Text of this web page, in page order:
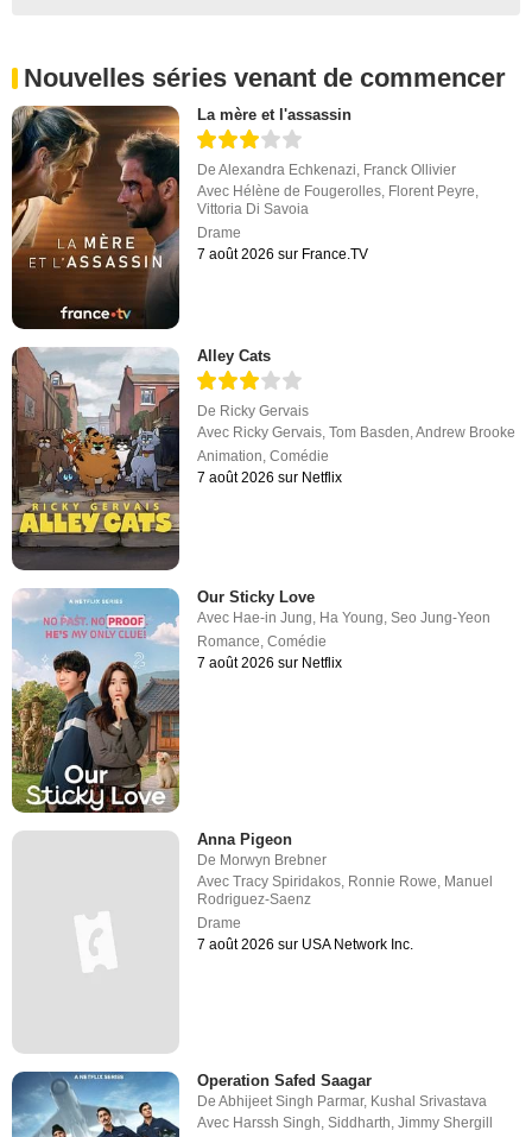
Nouvelles séries venant de commencer
La mère et l'assassin
DeAlexandra Echkenazi Franck Ollivier
Avec Hélène de Fougerolles Florent Peyre
Vittoria Di Savoia
Drame
7 août 2026 sur France.TV
Alley Cats
De Ricky Gervais
Avec Ricky Gervais,Tom Basden,Andrew Brooke
Animation,Comédie
7 août 2026 sur Netflix
Our Sticky Love
Avec Hae-in Jung, Ha Young,Seo Jung-Yeon
Romance,Comédie
7 août 2026 sur Netflix
Anna Pigeon
De Morwyn Brebner
AvecTracy Spiridakos Ronnie Rowe Manuel
Rodriguez-Saenz
Drame
7 août 2026 sur USA Network Inc.
Operation Safed Saagar
DeAbhijeet Singh Parmar, Kushal Srivastava
Avec Harssh Singh,Siddharth,Jimmy Shergill